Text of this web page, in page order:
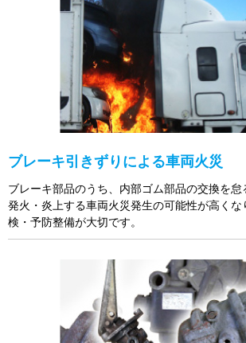
ブレーキ引きずりによる車両火災
ブレーキ部品のうち、内部ゴム部品の交換を怠
発火・炎上する車両火災発生の可能性が高くな
検・予防整備が大切です。